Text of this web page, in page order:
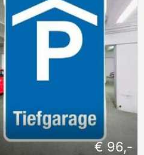
€ 96,-